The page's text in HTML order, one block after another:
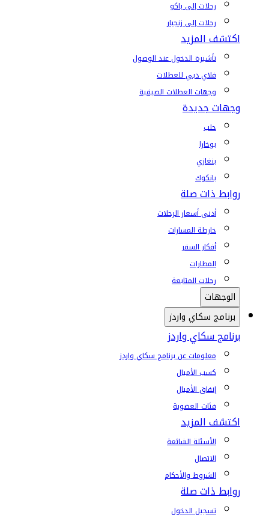
رحلات إلى باكو
رحلات إلى زنجبار
اكتشف المزيد
تأشيرة الدخول عند الوصول
فلاي دبي للعطلات
وجهات العطلات الصيفية
وجهات جديدة
حلب
بوخارا
بنغازي
بانكوك
روابط ذات صلة
أدنى أسعار الرحلات
خارطة المسارات
أفكار السفر
المطارات
رحلات المتابعة
الوجهات
برنامج سكاي واردز
برنامج سكاي واردز
معلومات عن برنامج سكاي واردز
كسب الأميال
إنفاق الأميال
فئات العضوية
اكتشف المزيد
الأسئلة الشائعة
الاتصال
الشروط والأحكام
روابط ذات صلة
تسجيل الدخول